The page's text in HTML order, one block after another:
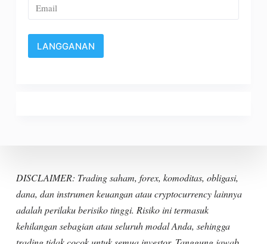
DISCLAIMER: Trading saham, forex, komoditas, obligasi,
dana, dan instrumen keuangan atau cryptocurrency lainnya
adalah perilaku berisiko tinggi. Risiko ini termasuk
kehilangan sebagian atau seluruh modal Anda, sehingga